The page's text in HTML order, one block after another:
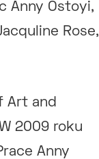
Anny Ostoyi,
Rose,
Art and
2009 roku
Anny